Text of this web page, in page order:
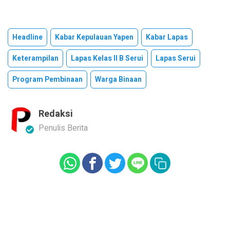
Headline Kabar Kepulauan Yapen
Kabar Lapas
Keterampilan
Lapas Kelas II B Serui
Lapas Serui
Program Pembinaan
Warga Binaan
Redaksi
Penulis Berita